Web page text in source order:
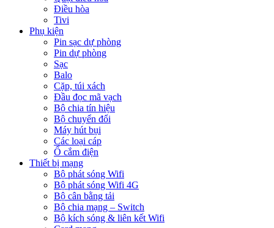
Điều hòa
Tivi
Phụ kiện
Pin sạc dự phòng
Pin dự phòng
Sạc
Balo
Cặp, túi xách
Đầu đọc mã vạch
Bộ chia tín hiệu
Bộ chuyển đổi
Máy hút bụi
Các loại cáp
Ổ cắm điện
Thiết bị mạng
Bộ phát sóng Wifi
Bộ phát sóng Wifi 4G
Bộ cân bằng tải
Bộ chia mạng – Switch
Bộ kích sóng & liên kết Wifi